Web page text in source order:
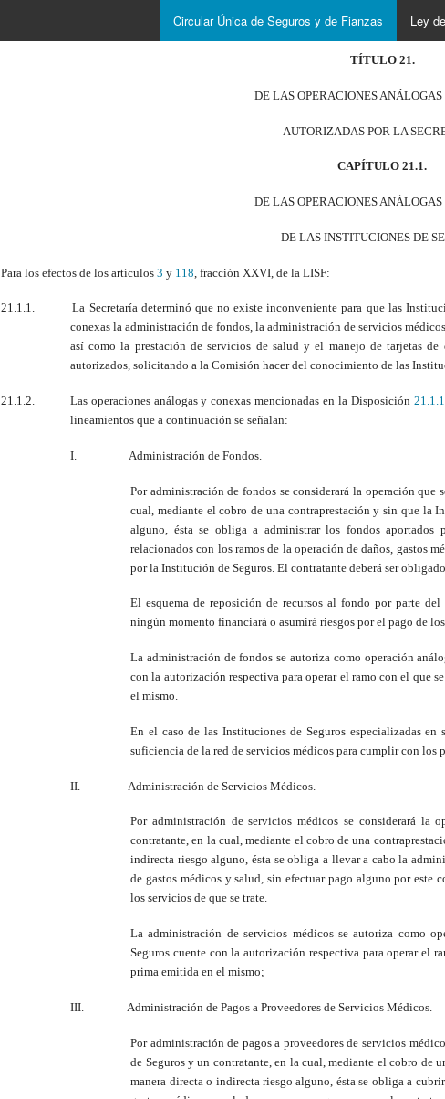
Circular Única de Seguros y de Fianzas Ley
TÍTULO 21.
DE LAS OPERACIONES
AUTORIZADAS POR LA
CAPÍTULO 21.1.
DE LAS OPERACIONES
DE LAS INSTITUCIONES DE
Para los efectos de los artículos3 y 118 , fracción XXVI, de la LISF:
21.1.1.
La Secretaría determinó que no existe inconveniente para que las
conexas la administración de fondos, la administración de servicios
así como la prestación de servicios de salud y el manejo de tarjetas
autorizados, solicitando a la Comisión hacer del conocimiento de las
21.1.2. Las operaciones análogas y conexas mencionadas en la Disposición 21.1.1
lineamientos que a continuación se señalan:
I. Administración de Fondos.
Por administración de fondos se considerará la operación
cual, mediante el cobro de una contraprestación y sin que la
alguno, ésta se obliga a administrar los fondos
relacionados con los ramos de la operación de daños, gastos
por la Institución de Seguros. El contratante deberá ser
El esquema de reposición de recursos al fondo por parte
ningún momento financiará o asumirá riesgos por el pago de
La administración de fondos se autoriza como operación
con la autorización respectiva para operar el ramo con el que
el mismo.
En el caso de las Instituciones de Seguros especializadas
suficiencia de la red de servicios médicos para cumplir con los
II. Administración de Servicios Médicos.
Por administración de servicios médicos se considerará la
contratante, en la cual, mediante el cobro de una
indirecta riesgo alguno, ésta se obliga a llevar a cabo la
de gastos médicos y salud, sin efectuar pago alguno por este
los servicios de que se trate.
La administración de servicios médicos se autoriza como
Seguros cuente con la autorización respectiva para operar el
prima emitida en el mismo;
III. Administración de Pagos a Proveedores de Servicios Médicos.
Por administración de pagos a proveedores de servicios
de Seguros y un contratante, en la cual, mediante el cobro de
manera directa o indirecta riesgo alguno, ésta se obliga a